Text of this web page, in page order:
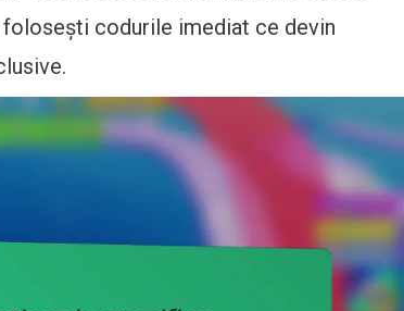
codurile imediat ce devin